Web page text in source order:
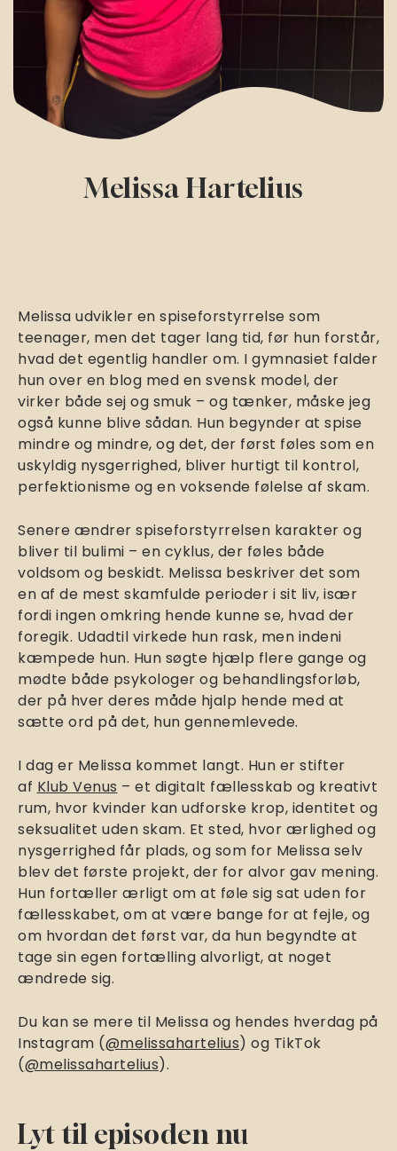
Melissa Hartelius
Melissa udvikler en spiseforstyrrelse som
teenager, men det tager lang tid, før hun forstår,
hvad det egentlig handler om. I gymnasiet falder
hun over en blog med en svensk model, der
virker både sej og smuk – og tænker, måske jeg
også kunne blive sådan. Hun begynder at spise
mindre og mindre, og det, der først føles som en
uskyldig nysgerrighed, bliver hurtigt til kontrol,
perfektionisme og en voksende følelse af skam.
Senere ændrer spiseforstyrrelsen karakter og
bliver til bulimi – en cyklus, der føles både
voldsom og beskidt. Melissa beskriver det som
en af de mest skamfulde perioder i sit liv, især
fordi ingen omkring hende kunne se, hvad der
foregik. Udadtil virkede hun rask, men indeni
kæmpede hun. Hun søgte hjælp flere gange og
mødte både psykologer og behandlingsforløb,
der på hver deres måde hjalp hende med at
sætte ord på det, hun gennemlevede.
I dag er Melissa kommet langt. Hun er stifter
af Klub Venus – et digitalt fællesskab og kreativt
rum, hvor kvinder kan udforske krop, identitet og
seksualitet uden skam. Et sted, hvor ærlighed og
nysgerrighed får plads, og som for Melissa selv
blev det første projekt, der for alvor gav mening.
Hun fortæller ærligt om at føle sig sat uden for
fællesskabet, om at være bange for at fejle, og
om hvordan det først var, da hun begyndte at
tage sin egen fortælling alvorligt, at noget
ændrede sig.
Du kan se mere til Melissa og hendes hverdag på
Instagram (@melissahartelius) og TikTok
(@melissahartelius).
Lyt til episoden nu